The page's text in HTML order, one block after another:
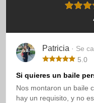
Patricia · Se
5.0
Si quieres un baile
Nos montaron un baile
hay un requisito, y no